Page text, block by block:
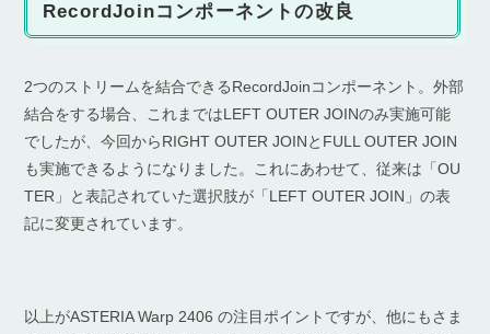
RecordJoinコンポーネントの改良
2つのストリームを結合できるRecordJoinコンポーネント。外部
結合をする場合、これまではLEFT OUTER JOINのみ実施可能
でしたが、今回からRIGHT OUTER JOINとFULL OUTER JOIN
も実施できるようになりました。これにあわせて、従来は「OU
TER」と表記されていた選択肢が「LEFT OUTER JOIN」の表
記に変更されています。
以上がASTERIA Warp 2406 の注目ポイントですが、他にもさま